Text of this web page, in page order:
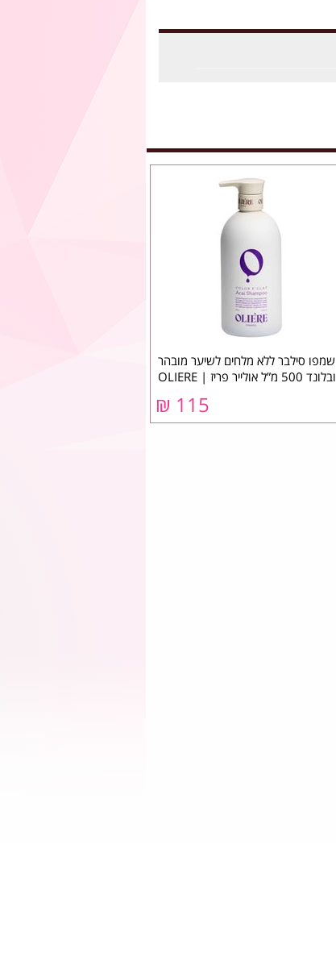
שמפו סילבר ללא מלחים לשיער מובהר
ובלונד 500 מ”ל אולייר פריז | OLIERE
115 ₪